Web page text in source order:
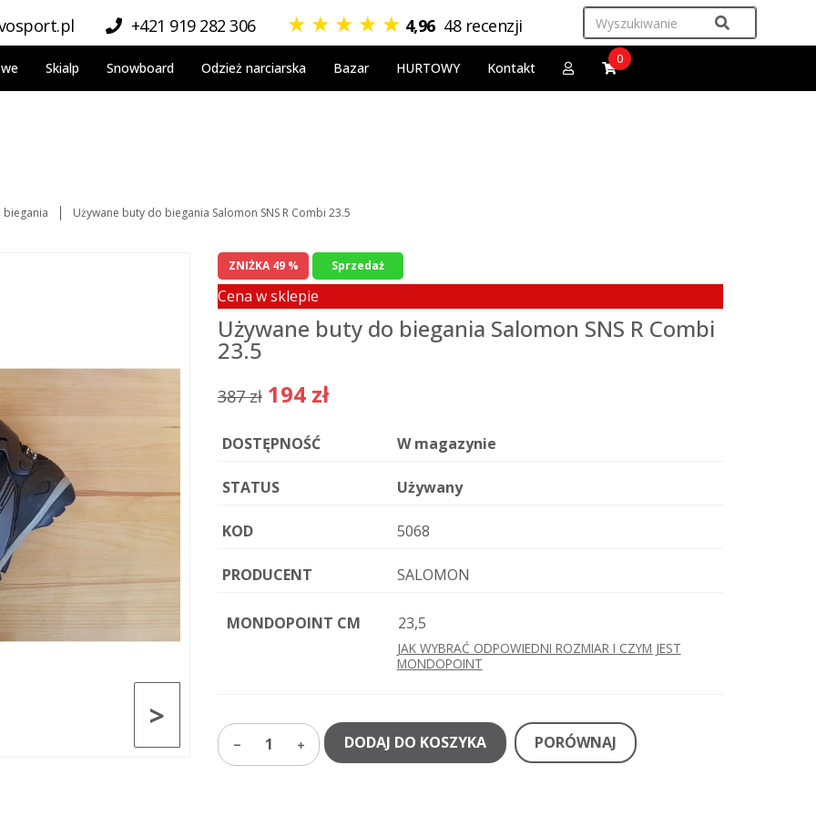
+421 919 282 306 ★ ★ ★ ★ ★ 4,96 48 recenzji
Skialp Snowboard Odzież narciarska Bazar HURTOWY Kontakt
0
Używane buty do biegania Salomon SNS R Combi 23.5
>
ZNIŻKA 49 % Sprzedaż
Cena w sklepie
Używane buty do biegania Salomon SNS R Combi
23.5
387 zł 194 zł
DOSTĘPNOŚĆ W magazynie
STATUS Używany
KOD 5068
PRODUCENT SALOMON
MONDOPOINT CM 23,5
JAK WYBRAĆ ODPOWIEDNI ROZMIAR I CZYM JEST
MONDOPOINT
1 DODAJ DO KOSZYKA PORÓWNAJ